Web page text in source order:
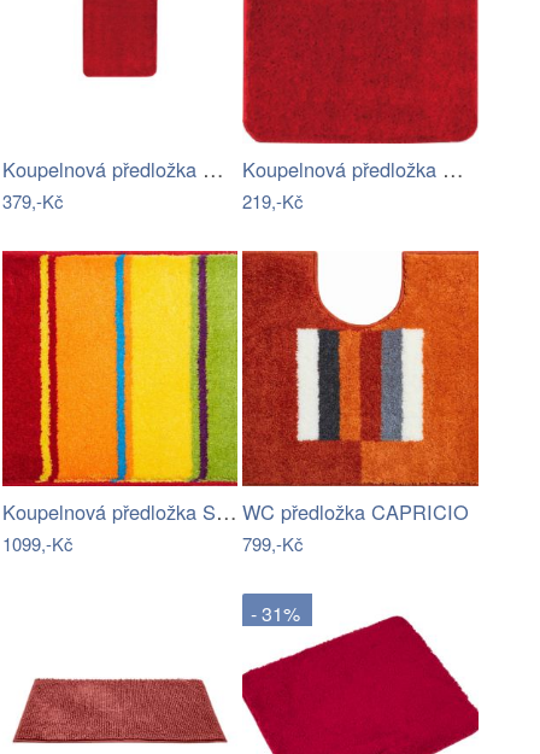
Koupelnová předložka Optima 60x90 cm…
379,-Kč
Koupelnová předložka Optima 55x55 cm…
219,-Kč
Koupelnová předložka SUMMERTIME
1099,-Kč
WC předložka CAPRICIO
799,-Kč
- 31%